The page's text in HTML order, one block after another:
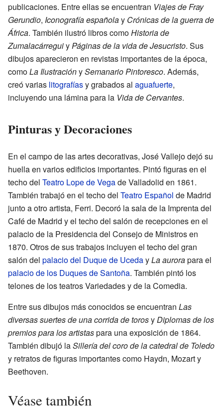
publicaciones. Entre ellas se encuentran Viajes de Fray
Gerundio, Iconografía españolay Crónicas de la guerra de
África. También ilustró libros comoHistoria de
Zumalacárreguiy Páginas de la vida de Jesucristo. Sus
dibujos aparecieron en revistas importantes de la época,
comoLa IlustraciónySemanario Pintoresco. Además,
creó varias litografíasy grabados al aguafuerte,
incluyendo una lámina para la Vida de Cervantes.
Pinturas y Decoraciones
En el campo de las artes decorativas, José Vallejo dejó su
huella en varios edificios importantes. Pintó figuras en el
techo del Teatro Lope de Vegade Valladolid en 1861.
También trabajó en el techo del Teatro Español de Madrid
junto a otro artista, Ferri. Decoró la sala de la Imprenta del
Café de Madrid y el techo del salón de recepciones en el
palacio de la Presidencia del Consejo de Ministros en
1870. Otros de sus trabajos incluyen el techo del gran
salón del palacio del Duque de UcedayLa aurorapara el
palacio de los Duques de Santoña. También pintó los
telones de los teatros Variedades y de la Comedia.
Entre sus dibujos más conocidos se encuentran Las
diversas suertes de una corrida de torosy Diplomas de los
premios para los artistaspara una exposición de 1864.
También dibujó laSillería del coro de la catedral de Toledo
y retratos de figuras importantes como Haydn, Mozart y
Beethoven.
Véase también